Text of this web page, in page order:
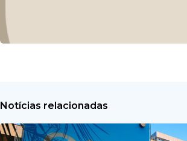
Notícias relacionadas